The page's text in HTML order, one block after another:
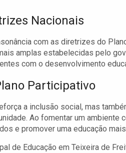
Nacionais
com as diretrizes do
amplas estabelecidas pelo
com o desenvolvimento
Participativo
a inclusão social, mas
Ao fomentar um
e promover uma educação
de Educação em Teixeira de